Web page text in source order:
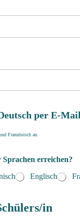
per E-
Französisch an.
erreichen?
Englisch
in